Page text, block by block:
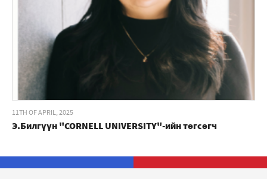
11TH OF APRIL, 2025
Э.Билгүүн "CORNELL UNIVERSITY"-ийн төгсөгч